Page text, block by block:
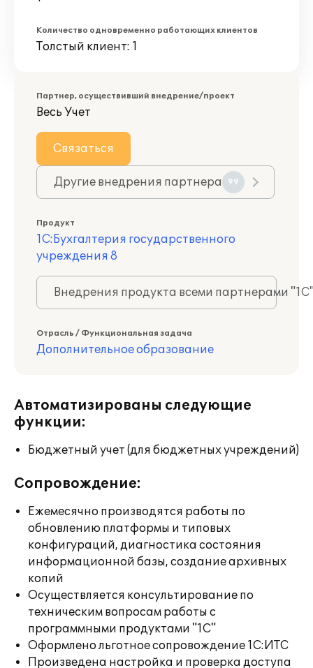
Количество одновременно работающих клиентов
Толстый клиент: 1
Партнер, осуществивший внедрение/проект
Весь Учет
Связаться
Другие внедрения партнера 99
Продукт
1С:Бухгалтерия государственного
учреждения 8
Внедрения продукта всеми партнерами
Отрасль / Функциональная задача
Дополнительное образование
Автоматизированы следующие
функции:
Бюджетный учет (для бюджетных учреждений)
Сопровождение:
Ежемесячно производятся работы по
обновлению платформы и типовых
конфигураций, диагностика состояния
информационной базы, создание архивных
копий
Осуществляется консультирование по
техническим вопросам работы с
программными продуктами "1С"
Оформлено льготное сопровождение 1С:ИТС
Произведена настройка и проверка доступа